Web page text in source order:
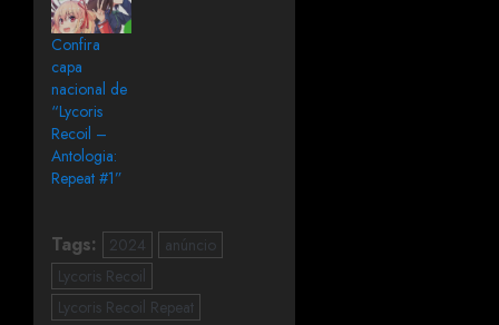
Confira
capa
nacional de
“Lycoris
Recoil –
Antologia:
Repeat #1”
Tags: 2024
anúncio
Lycoris Recoil
Lycoris Recoil Repeat